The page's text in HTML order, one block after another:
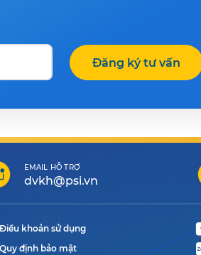
Đăng ký tư vấn
EMAIL HỖ TRỢ
dvkh@psi.vn
Điều khoản sử dụng
Quy định bảo mật